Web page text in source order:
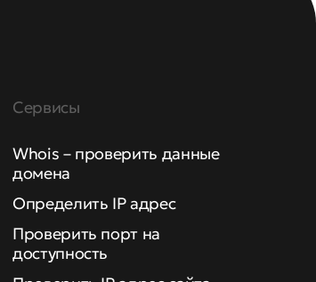
Сервисы
Whois – проверить данные
домена
Определить IP адрес
Проверить порт на
доступность